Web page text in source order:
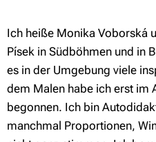
Ich heiße Monika Voborská
Písek in Südböhmen und in
es in der Umgebung viele
dem Malen habe ich erst im
begonnen. Ich bin
manchmal Proportionen,